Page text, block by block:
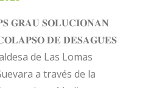
𝐆𝐑𝐀𝐔 𝐒𝐎𝐋𝐔𝐂𝐈𝐎𝐍𝐀𝐍
𝐃𝐄 𝐃𝐄𝐒𝐀𝐆𝐔̈𝐄𝐒
de Las Lomas
a través de la